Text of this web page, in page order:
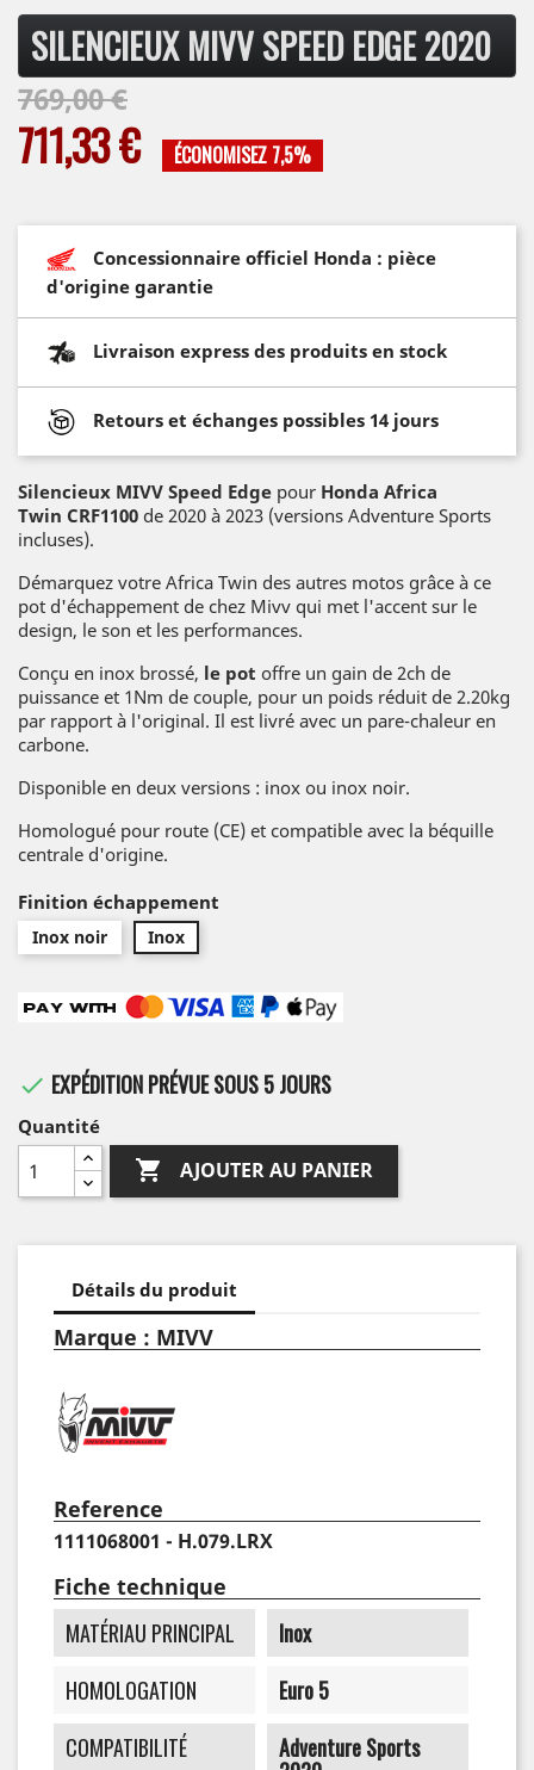
SILENCIEUX MIVV SPEED EDGE 2020
769,00 €
711,33 € ÉCONOMISEZ 7,5%
Concessionnaire officiel Honda : pièce
d'origine garantie
Livraison express des produits en stock
Retours et échanges possibles 14 jours
Silencieux MIVV Speed Edge pour Honda Africa
Twin CRF1100 de 2020 à 2023 (versions Adventure Sports
incluses).
Démarquez votre Africa Twin des autres motos grâce à ce
pot d'échappement de chez Mivv qui met l'accent sur le
design, le son et les performances.
Conçu en inox brossé, le pot offre un gain de 2ch de
puissance et 1Nm de couple, pour un poids réduit de 2.20kg
par rapport à l'original. Il est livré avec un pare-chaleur en
carbone.
Disponible en deux versions : inox ou inox noir.
Homologué pour route (CE) et compatible avec la béquille
centrale d'origine.
Finition échappement
Inox noir Inox
 EXPÉDITION PRÉVUE SOUS 5 JOURS
Quantité
 AJOUTER AU PANIER
Détails du produit
Marque : MIVV
Reference
1111068001 - H.079.LRX
Fiche technique
MATÉRIAU PRINCIPAL
Inox
HOMOLOGATION
Euro 5
COMPATIBILITÉ
Adventure Sports